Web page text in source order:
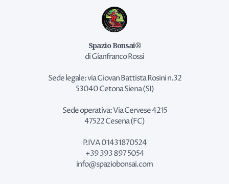
Spazio Bonsai®
di Gianfranco Rossi
Sede legale: via Giovan Battista Rosini n.32
53040 Cetona Siena (SI)
Sede operativa: Via Cervese 4215
47522 Cesena (FC)
P.IVA 01431870524
+39 393 897 5054
info@spaziobonsai.com